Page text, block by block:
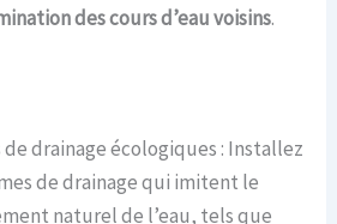
des cours d’eau voisins.
de drainage écologiques : Installez
de drainage qui imitent le
naturel de l’eau, tels que